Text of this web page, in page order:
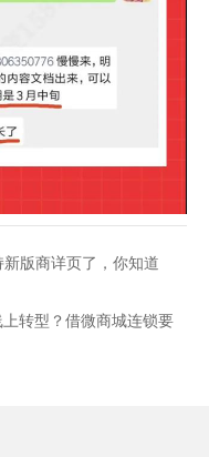
版商详页了，你知道
转型？借微商城连锁要